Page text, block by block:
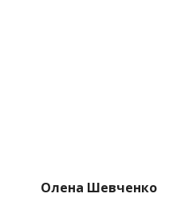
Олена Шевченко